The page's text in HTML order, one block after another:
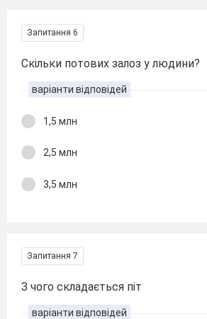
Запитання 6
Скільки потових залоз у людини?
варіанти відповідей
1,5 млн
2,5 млн
3,5 млн
Запитання 7
З чого складається піт
варіанти відповідей